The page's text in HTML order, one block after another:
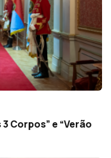
Corpos” e “Verão